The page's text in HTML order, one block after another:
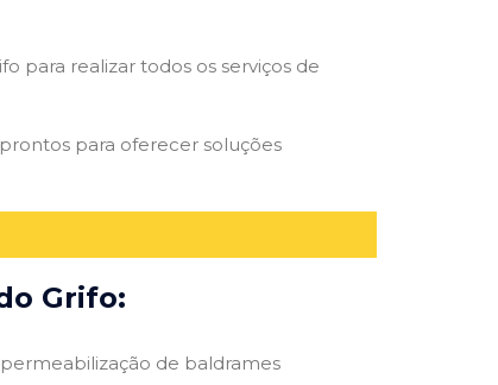
para realizar todos os serviços de
para oferecer soluções
Grifo:
de baldrames